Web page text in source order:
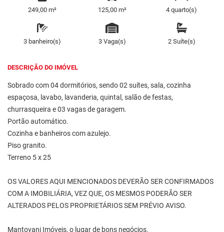
249,00 m² 125,00 m² 4 quarto(s)
3 banheiro(s) 3 Vaga(s) 2 Suíte(s)
DESCRIÇÃO DO IMÓVEL
Sobrado com 04 dormitórios, sendo 02 suítes, sala, cozinha
espaçosa, lavabo, lavanderia, quintal, salão de festas,
churrasqueira e 03 vagas de garagem.
Portão automático.
Cozinha e banheiros com azulejo.
Piso granito.
Terreno 5 x 25
OS VALORES AQUI MENCIONADOS DEVERÃO SER CONFIRMADOS
COM A IMOBILIÁRIA, VEZ QUE, OS MESMOS PODERÃO SER
ALTERADOS PELOS PROPRIETÁRIOS SEM PRÉVIO AVISO.
Mantovani Imóveis, o lugar de bons negócios.